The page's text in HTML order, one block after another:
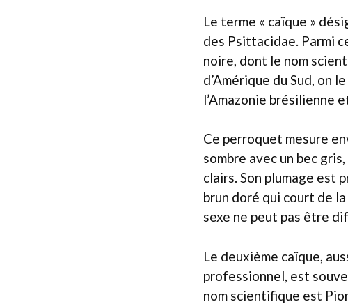
Le terme « caïque »
des Psittacidae. Parmi
noire, dont le nom
d’Amérique du Sud, on
l’Amazonie brésilienne
Ce perroquet mesure
sombre avec un bec
clairs. Son plumage est
brun doré qui court de
sexe ne peut pas être
Le deuxième caïque,
professionnel, est
nom scientifique est